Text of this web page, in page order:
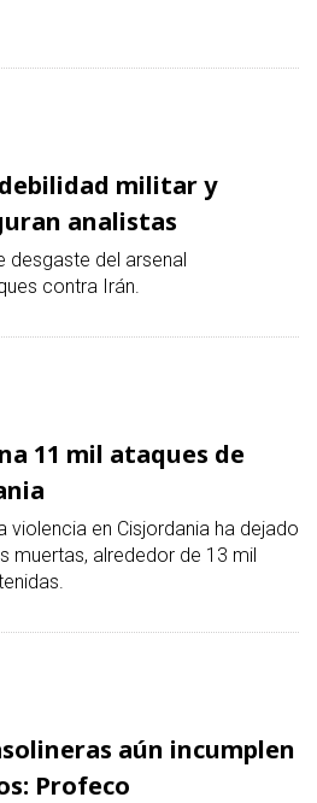
militar y
analistas
desgaste del arsenal
contra Irán.
11 mil ataques de
violencia en Cisjordania ha dejado
muertas, alrededor de 13 mil
aún incumplen
Profeco